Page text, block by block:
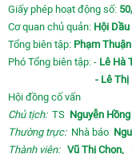
Giấy phép hoạt động số:
Cơ quan chủ quản: Hội
Tổng biên tập: Phạm
Phó Tổng biên tập: - Lê Hà
- Lê Thị
Hội đồng cố vấn
Chủ tịch:TS Nguyễn
Thường trực: Nhà báo
Thành viên: Vũ Thị Chọn,